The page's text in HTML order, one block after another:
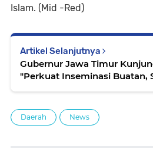
Islam. (Mid -Red)
Artikel Selanjutnya
Gubernur Jawa Timur
"Perkuat Inseminasi Buatan,
Daerah News